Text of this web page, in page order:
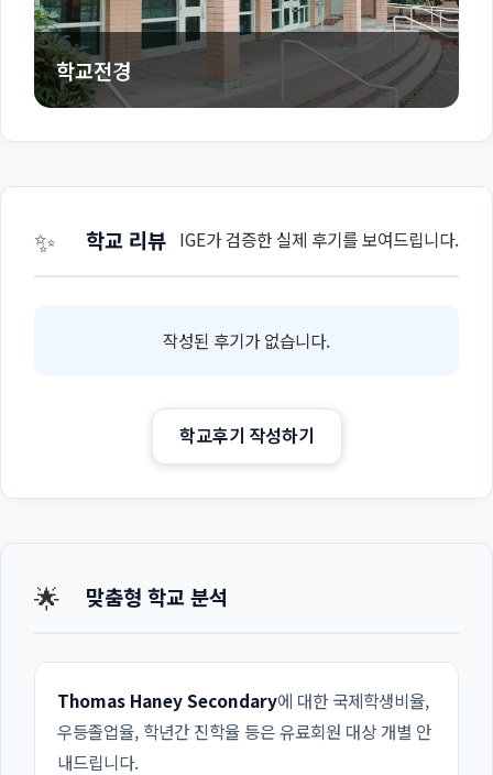
학교전경
✨ 학교 리뷰 IGE가 검증한 실제 후기를 보여드립니다.
작성된 후기가 없습니다.
학교후기 작성하기
🌟 맞춤형 학교 분석
Thomas Haney Secondary에 대한 국제학생비율,
우등졸업율, 학년간 진학율 등은 유료회원 대상 개별 안
내드립니다.